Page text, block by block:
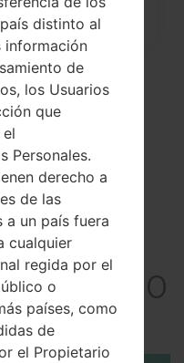
Dimsun
distinto al
información
de
los Usuarios
que
Personales.
derecho a
de las
a un país fuera
cualquier
regida por el
o
países, como
de
el Propietario